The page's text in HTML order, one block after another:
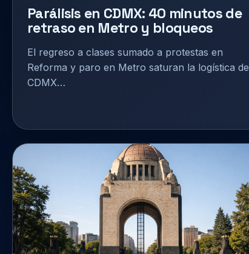
Parálisis en CDMX: 40 minutos de
retraso en Metro y bloqueos
El regreso a clases sumado a protestas en
Reforma y paro en Metro saturan la logística de
CDMX…